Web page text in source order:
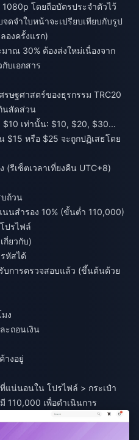
1080p โดยถือบัตรประจำตัวไว้
ดจำใบหน้าจะเปรียบเทียบกับรูป
องครั้งแรก)
าณ 30% ต้องส่งใหม่เนื่องจาก
บเอกสาร
ษฐศาสตร์ของธุรกรรม TRC20
นสัดส่วน
เท่านั้น: $10, $20, $30...
$15 หรือ $25 จะถูกปฏิเสธโดย
(รีเซ็ตเวลาเที่ยงคืน UTC+8)
ถ้วน
นสำรอง 10% (ขั้นต่ำ 110,000)
ปรไฟล์
กี่ยวกับ)
หัสได้
บการตรวจสอบแล้ว (ขึ้นต้นด้วย
ง
ะถอนเงิน
างอยู่
แน่นอนใน โปรไฟล์ > กระเป๋า
110,000 เพื่อดำเนินการ